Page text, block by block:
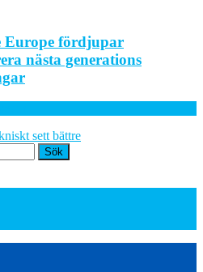
Europe fördjupar
nästa generations
sett bättre